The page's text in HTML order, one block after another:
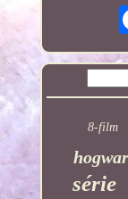
8-film
série